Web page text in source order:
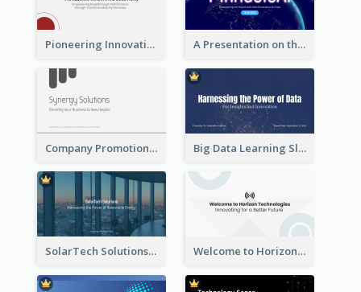
Pioneering Innovative Solutions Company Overview A Presentation on the Revolutionary Development of AI Chips
Company Promotion Presentation Big Data Learning Slide
SolarTech Solutions Company Overview Welcome to Horizon Technologies- Innovating for a Better Future